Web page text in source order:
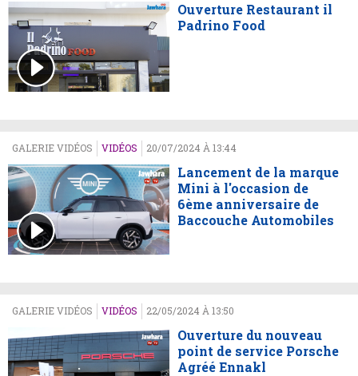
Ouverture Restaurant il
Padrino Food
GALERIE VIDÉOS VIDÉOS 20/07/2024 À 13:44
Lancement de la marque
Mini à l'occasion de
6ème anniversaire de
Baccouche Automobiles
GALERIE VIDÉOS VIDÉOS 22/05/2024 À 13:50
Ouverture du nouveau
point de service Porsche
Agréé Ennakl